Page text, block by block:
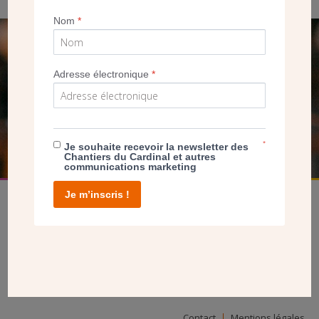
SEUL VOTRE DON
NOUS PERMET D’AGIR
FAIRE UN DON
Nom*
Adresse électronique*
Je souhaite recevoir la newsletter des
Chantiers du Cardinal et autres
communications marketing
*
Je m’inscris !